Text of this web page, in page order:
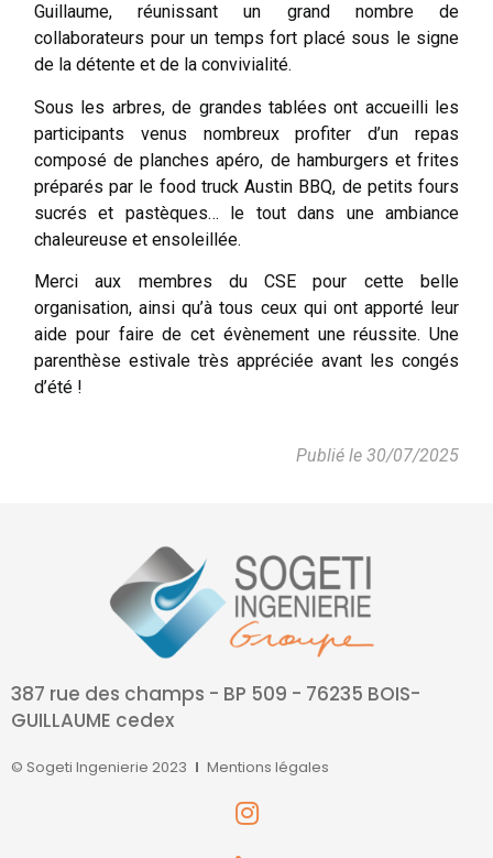
Guillaume, réunissant un grand nombre de
collaborateurs pour un temps fort placé sous le signe
de la détente et de la convivialité.
Sous les arbres, de grandes tablées ont accueilli les
participants venus nombreux profiter d’un repas
composé de planches apéro, de hamburgers et frites
préparés par le food truck Austin BBQ, de petits fours
sucrés et pastèques… le tout dans une ambiance
chaleureuse et ensoleillée.
Merci aux membres du CSE pour cette belle
organisation, ainsi qu’à tous ceux qui ont apporté leur
aide pour faire de cet évènement une réussite. Une
parenthèse estivale très appréciée avant les congés
d’été !
Publié le 30/07/2025
387 rue des champs - BP 509 - 76235 BOIS-
GUILLAUME cedex
© Sogeti Ingenierie 2023 Mentions légales